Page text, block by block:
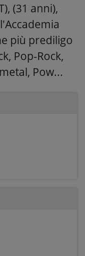
(31 anni),
più prediligo
Pop-Rock,
Pow...